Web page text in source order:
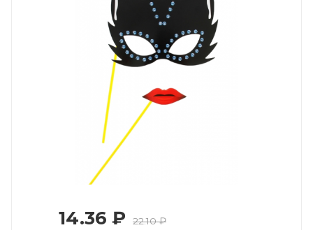
14.36 ₽ 22.10₽